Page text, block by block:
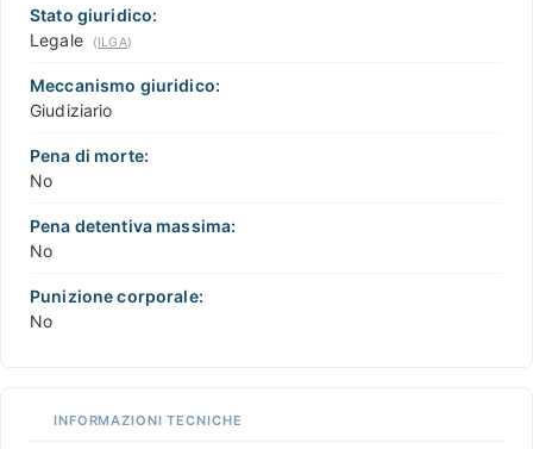
Stato giuridico:
Legale
(ILGA)
Meccanismo giuridico:
Giudiziario
Pena di morte:
No
Pena detentiva massima:
No
Punizione corporale:
No
INFORMAZIONI TECNICHE